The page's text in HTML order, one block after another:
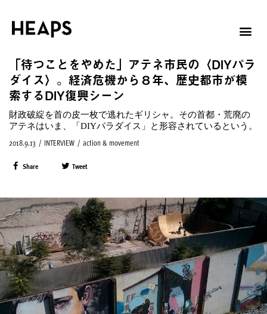
「待つことをやめた」アテネ市民の〈DIYパラ
ダイス〉。経済危機から８年、歴史都市が模
索するDIY復興シーン
財政破綻を首の皮一枚で逃れたギリシャ。その首都・荒廃の
アテネはいま、「DIYパラダイス」と形容されているという。
2018.9.13 / INTERVIEW / action & movement
Share Tweet